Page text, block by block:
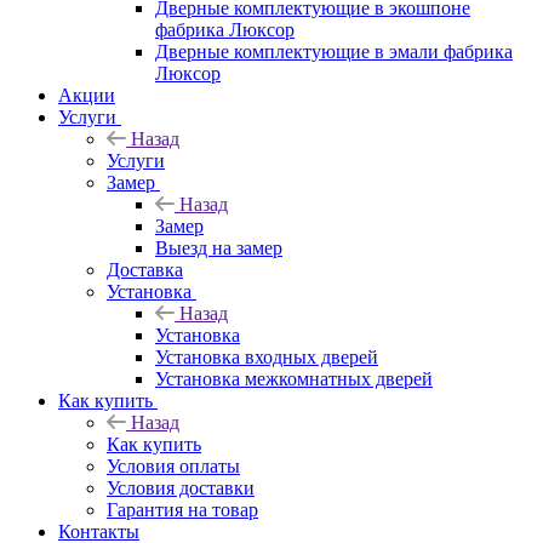
Дверные комплектующие в экошпоне
фабрика Люксор
Дверные комплектующие в эмали фабрика
Люксор
Акции
Услуги
Назад
Услуги
Замер
Назад
Замер
Выезд на замер
Доставка
Установка
Назад
Установка
Установка входных дверей
Установка межкомнатных дверей
Как купить
Назад
Как купить
Условия оплаты
Условия доставки
Гарантия на товар
Контакты